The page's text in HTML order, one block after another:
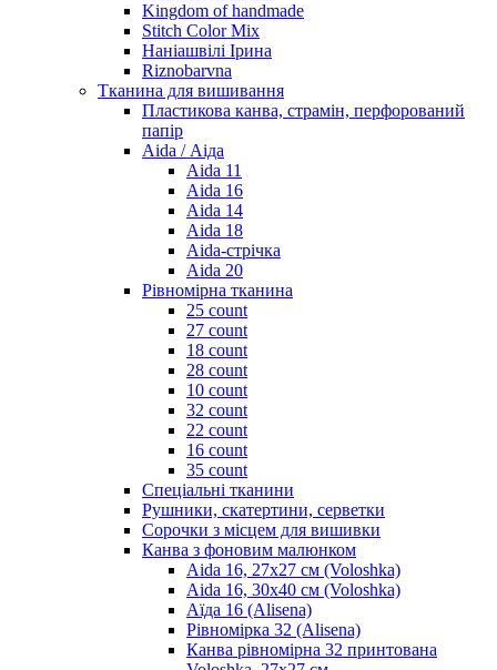
Kingdom of handmade
Stitch Color Mix
Наніашвілі Ірина
Riznobarvna
Тканина для вишивання
Пластикова канва, страмін, перфорований
папір
Aida / Аіда
Aida 11
Aida 16
Aida 14
Aida 18
Aida-стрічка
Aida 20
Рівномірна тканина
25 count
27 count
18 count
28 count
10 count
32 count
22 count
16 count
35 count
Спеціальні тканини
Рушники, скатертини, серветки
Сорочки з місцем для вишивки
Канва з фоновим малюнком
Aida 16, 27х27 см (Voloshka)
Aida 16, 30х40 см (Voloshka)
Аїда 16 (Alisena)
Рівномірка 32 (Alisena)
Канва рівномірна 32 принтована